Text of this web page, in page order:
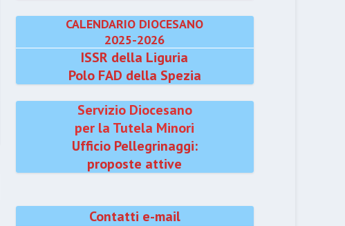
CALENDARIO DIOCESANO
2025-2026
ISSR della Liguria
Polo FAD della Spezia
Servizio Diocesano
per la Tutela Minori
Ufficio Pellegrinaggi:
proposte attive
Contatti e-mail